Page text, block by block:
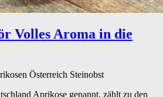
Volles Aroma in die
Österreich Steinobst
Aprikose genannt, zählt zu den